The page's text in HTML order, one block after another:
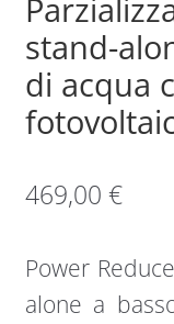
stand-
di acqua
469,00 €
Power
alone a